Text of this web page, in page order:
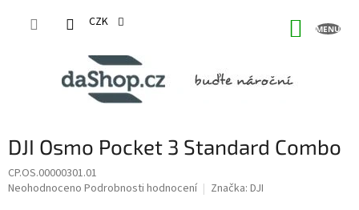
CZK
DJI Osmo Pocket 3 Standard Combo
CP.OS.00000301.01
Průměrné
Neohodnoceno Podrobnosti hodnocení Značka: DJI